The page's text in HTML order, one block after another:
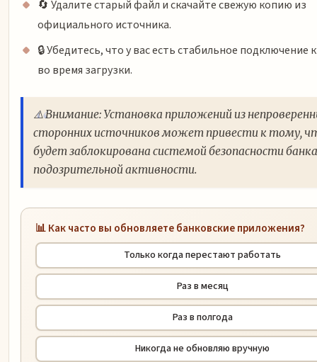
🔄 Удалите старый файл и скачайте свежую копию из
официального источника.
🔒 Убедитесь, что у вас есть стабильное подключение
во время загрузки.
⚠️ Внимание: Установка приложений из
сторонних источников может привести к тому,
будет заблокирована системой безопасности
подозрительной активности.
📊 Как часто вы обновляете банковские приложения?
Только когда перестают работать
Раз в месяц
Раз в полгода
Никогда не обновляю вручную